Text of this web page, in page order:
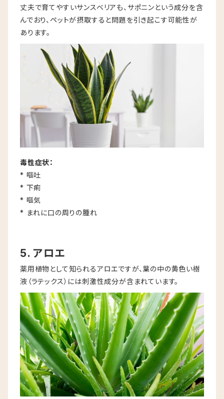
丈夫で育てやすいサンスベリアも、サポニンという成分を含
んでおり、ペットが摂取すると問題を引き起こす可能性が
あります。
毒性症状：
* 嘔吐
* 下痢
* 嘔気
* まれに口の周りの腫れ
5. アロエ
薬用植物として知られるアロエですが、葉の中の黄色い樹
液（ラテックス）には刺激性成分が含まれています。